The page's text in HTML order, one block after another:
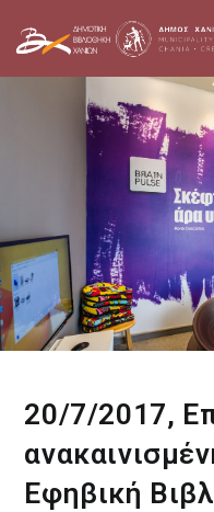
20/7/2017,
Εφηβική